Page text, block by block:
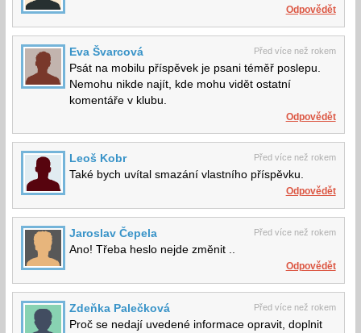
Odpovědět
Před více než rokem
Eva Švarcová
Psát na mobilu příspěvek je psani téměř poslepu.
Nemohu nikde najít, kde mohu vidět ostatní
komentáře v klubu.
Odpovědět
Před více než rokem
Leoš Kobr
Také bych uvítal smazání vlastního příspěvku.
Odpovědět
Před více než rokem
Jaroslav Čepela
Ano! Třeba heslo nejde změnit ..
Odpovědět
Před více než rokem
Zdeňka Palečková
Proč se nedají uvedené informace opravit, doplnit